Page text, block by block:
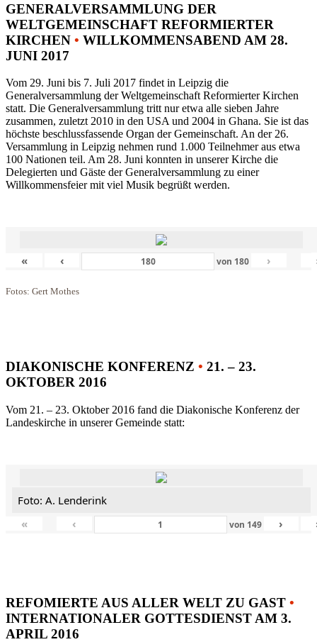
GENERALVERSAMMLUNG DER
WELTGEMEINSCHAFT REFORMIERTER
KIRCHEN • WILLKOMMENSABEND AM 28.
JUNI 2017
Vom 29. Juni bis 7. Juli 2017 findet in Leipzig die
Generalversammlung der Weltgemeinschaft Reformierter Kirchen
statt. Die Generalversammlung tritt nur etwa alle sieben Jahre
zusammen, zuletzt 2010 in den USA und 2004 in Ghana. Sie ist das
höchste beschlussfassende Organ der Gemeinschaft. An der 26.
Versammlung in Leipzig nehmen rund 1.000 Teilnehmer aus etwa
100 Nationen teil. Am 28. Juni konnten in unserer Kirche die
Delegierten und Gäste der Generalversammlung zu einer
Willkommensfeier mit viel Musik begrüßt werden.
« ‹ von 180 ›
Fotos: Gert Mothes
DIAKONISCHE KONFERENZ • 21. – 23.
OKTOBER 2016
Vom 21. – 23. Oktober 2016 fand die Diakonische Konferenz der
Landeskirche in unserer Gemeinde statt:
Foto: A. Lenderink
«
‹ von 149 ›
REFOMIERTE AUS ALLER WELT ZU GAST •
INTERNATIONALER GOTTESDIENST AM 3.
APRIL 2016